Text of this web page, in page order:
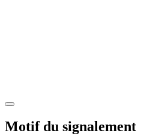
Motif du signalement